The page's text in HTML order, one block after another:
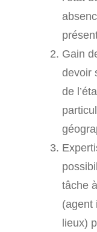
Gain
devoir
de
tâche
(agent
lieux)